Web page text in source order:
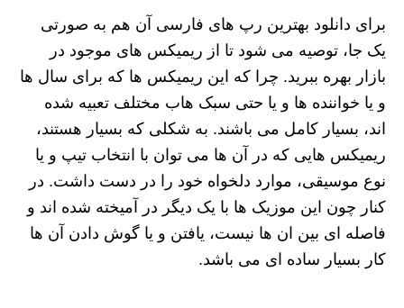
برای دانلود بهترین رپ های فارسی آن هم به صورتی
یک جا، توصیه می شود تا از ریمیکس های موجود در
بازار بهره ببرید. چرا که این ریمیکس ها که برای سال ها
و یا خواننده ها و یا حتی سبک هاب مختلف تعبیه شده
اند، بسیار کامل می باشند. به شکلی که بسیار هستند،
ریمیکس هایی که در آن ها می توان با انتخاب تیپ و یا
نوع موسیقی، موارد دلخواه خود را در دست داشت. در
کنار چون این موزیک ها با یک دیگر در آمیخته شده اند و
فاصله ای بین ان ها نیست، یافتن و یا گوش دادن آن ها
کار بسیار ساده ای می باشد.